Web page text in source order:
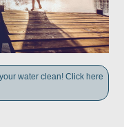
water clean! Click here